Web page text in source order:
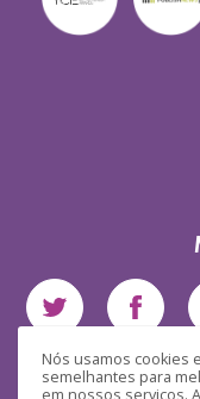
Nós usamos cookies
semelhantes para
em nossos serviços.